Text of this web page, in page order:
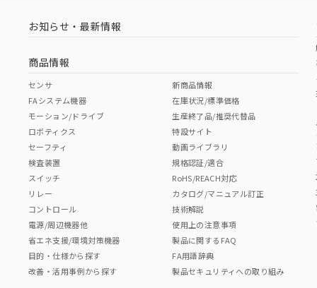
お知らせ・最新情報
商品情報
センサ
FAシステム機器
モーション/ドライブ
ロボティクス
セーフティ
検査装置
スイッチ
リレー
コントロール
電源/周辺機器他
省エネ支援/環境対策機器
目的・仕様から探す
改善・活用事例から探す
新商品情報
在庫状況/標準価格
生産終了品/推奨代替品
特設サイト
動画ライブラリ
規格認証/適合
RoHS/REACH対応
カタログ/マニュアル訂正
技術解説
使用上の注意事項
製品に関するFAQ
FA用語辞典
製品セキュリティへの取り組み